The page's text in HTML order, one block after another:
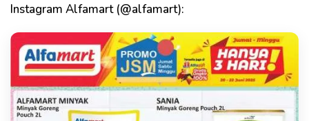
Instagram Alfamart (@alfamart):